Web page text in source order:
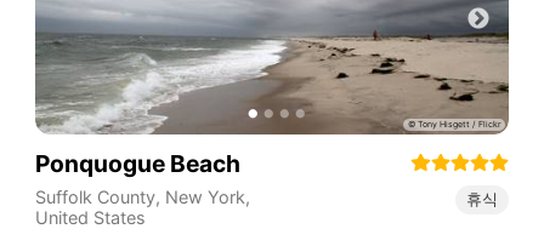
Ponquogue Beach
Suffolk County, New York,
United States
휴식